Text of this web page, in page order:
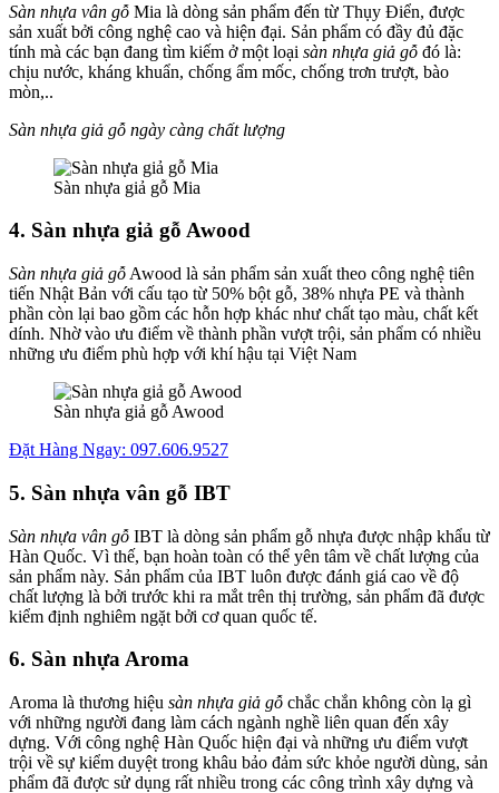
Sàn nhựa vân gỗ Mia là dòng sản phẩm đến từ Thụy Điển, được
sản xuất bởi công nghệ cao và hiện đại. Sản phẩm có đầy đủ đặc
tính mà các bạn đang tìm kiếm ở một loại sàn nhựa giả gỗ đó là:
chịu nước, kháng khuẩn, chống ẩm mốc, chống trơn trượt, bào
mòn,..
Sàn nhựa giả gỗ ngày càng chất lượng
Sàn nhựa giả gỗ Mia
4. Sàn nhựa giả gỗ Awood
Sàn nhựa giả gỗ Awood là sản phẩm sản xuất theo công nghệ tiên
tiến Nhật Bản với cấu tạo từ 50% bột gỗ, 38% nhựa PE và thành
phần còn lại bao gồm các hỗn hợp khác như chất tạo màu, chất kết
dính. Nhờ vào ưu điểm về thành phần vượt trội, sản phẩm có nhiều
những ưu điểm phù hợp với khí hậu tại Việt Nam
Sàn nhựa giả gỗ Awood
Đặt Hàng Ngay: 097.606.9527
5. Sàn nhựa vân gỗ IBT
Sàn nhựa vân gỗ IBT là dòng sản phẩm gỗ nhựa được nhập khẩu từ
Hàn Quốc. Vì thế, bạn hoàn toàn có thể yên tâm về chất lượng của
sản phẩm này. Sản phẩm của IBT luôn được đánh giá cao về độ
chất lượng là bởi trước khi ra mắt trên thị trường, sản phẩm đã được
kiểm định nghiêm ngặt bởi cơ quan quốc tế.
6. Sàn nhựa Aroma
Aroma là thương hiệu sàn nhựa giả gỗ chắc chắn không còn lạ gì
với những người đang làm cách ngành nghề liên quan đến xây
dựng. Với công nghệ Hàn Quốc hiện đại và những ưu điểm vượt
trội về sự kiểm duyệt trong khâu bảo đảm sức khỏe người dùng, sản
phẩm đã được sử dụng rất nhiều trong các công trình xây dựng và